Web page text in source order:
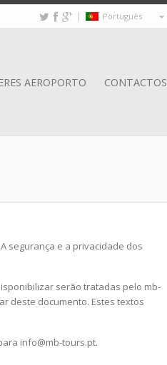
| Português
AEROPORTO CONTACTOS
segurança e a privacidade dos
serão tratadas pelo mb-
deste documento. Estes textos
info@mb-tours.pt.